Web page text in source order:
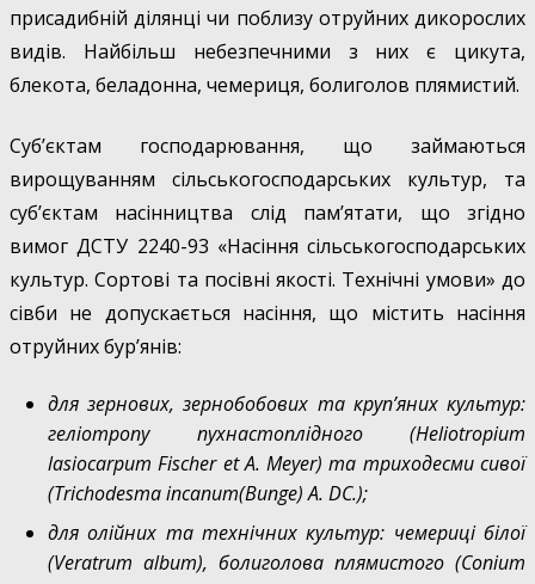
присадибній ділянці чи поблизу отруйних дикорослих
видів. Найбільш небезпечними з них є цикута,
блекота, беладонна, чемериця, болиголов плямистий.
Суб’єктам господарювання, що займаються
вирощуванням сільськогосподарських культур, та
суб’єктам насінництва слід пам’ятати, що згідно
вимог ДСТУ 2240-93 «Насіння сільськогосподарських
культур. Сортові та посівні якості. Технічні умови» до
сівби не допускається насіння, що містить насіння
отруйних бур’янів:
для зернових, зернобобових та круп’яних культур:
геліотропу пухнастоплідного (Helіotropіum
lasіocarpum Fischer et A. Meyer) та триходесми сивої
(Trichodesma incanum(Bunge) A. DC.);
для олійних та технічних культур: чемериці білої
(Veratrum album), болиголова плямистого (Conium